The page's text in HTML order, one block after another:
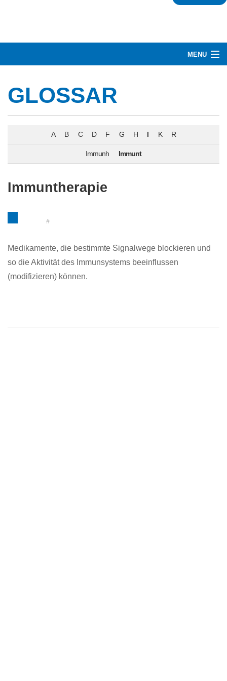
MENU
RUND UM DARMKREBS
GLOSSAR
A B C D F G H I K R
Immunh Immunt
Immuntherapie
#
Medikamente, die bestimmte Signalwege blockieren und
so die Aktivität des Immunsystems beeinflussen
(modifizieren) können.